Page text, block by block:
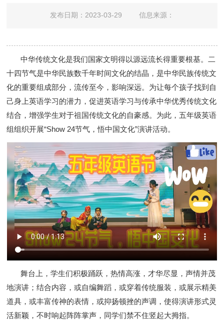
发布日期：2023-03-29 信息来源：
中华传统文化是我们国家文明得以源远流长得重要根基。 二
十四节气是中华民族数千年时间文化的结晶，是中华民族传统文
化的重要组成部分，流传至今，影响深远。 为让每个孩子找到自
己身上英语学习的潜力，促进英语学习与传承中华优秀传统文化
结合，增强学生对于祖国传统文化的自豪感。为此， 五年级英语
组组织开展“Show 24节气，悟中国文化”演讲活动。
舞台上，学生们积极踊跃，热情高涨 ，才华尽显，声情并茂
地演讲；结合内容，或自编舞蹈，或穿着传统服装，或展示精美
道具，或丰富传神的表情，或抑扬顿挫的声调，使得演讲形式灵
活新颖，不时响起阵阵掌声， 同学们禁不住竖起大拇指。